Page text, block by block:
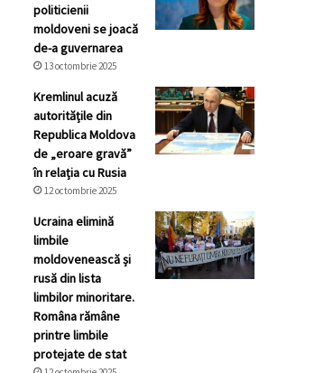
politicienii
moldoveni se joacă
de-a guvernarea
13 octombrie 2025
Kremlinul acuză
autoritățile din
Republica Moldova
de „eroare gravă”
în relația cu Rusia
12 octombrie 2025
Ucraina elimină
limbile
moldovenească și
rusă din lista
limbilor minoritare.
Româna rămâne
printre limbile
protejate de stat